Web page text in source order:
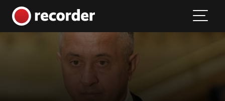
Skip to content
Main Navigation